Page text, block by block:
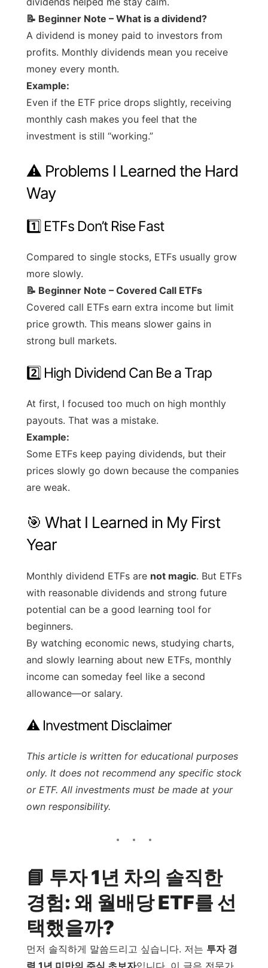
📝 Beginner Note – What is a dividend?
A dividend is money paid to investors from
profits. Monthly dividends mean you receive
money every month.
Example:
Even if the ETF price drops slightly, receiving
monthly cash makes you feel that the
investment is still “working.”
⚠️ Problems I Learned the Hard
Way
1️⃣ ETFs Don’t Rise Fast
Compared to single stocks, ETFs usually grow
more slowly.
📝 Beginner Note – Covered Call ETFs
Covered call ETFs earn extra income but limit
price growth. This means slower gains in
strong bull markets.
2️⃣ High Dividend Can Be a Trap
At first, I focused too much on high monthly
payouts. That was a mistake.
Example:
Some ETFs keep paying dividends, but their
prices slowly go down because the companies
are weak.
🎯 What I Learned in My First
Year
Monthly dividend ETFs are not magic. But ETFs
with reasonable dividends and strong future
potential can be a good learning tool for
beginners.
By watching economic news, studying charts,
and slowly learning about new ETFs, monthly
income can someday feel like a second
allowance—or salary.
⚠️ Investment Disclaimer
This article is written for educational purposes
only. It does not recommend any specific stock
or ETF. All investments must be made at your
own responsibility.
📘 투자 1년 차의 솔직한
경험: 왜 월배당 ETF를 선
택했을까?
먼저 솔직하게 말씀드리고 싶습니다. 저는 투자 경
력 1년 미만의 주식 초보자입니다. 이 글은 전문가